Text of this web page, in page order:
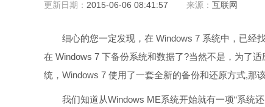
更新日期： 2015-06-06 08:41:57 来源： 互联网
细心的您一定发现，在 Windows 7 系统中，已经
在 Windows 7 下备份系统和数据了?当然不是，为了
统，Windows 7 使用了一套全新的备份和还原方式,那
我们知道从Windows ME系统开始就有一项“系统还